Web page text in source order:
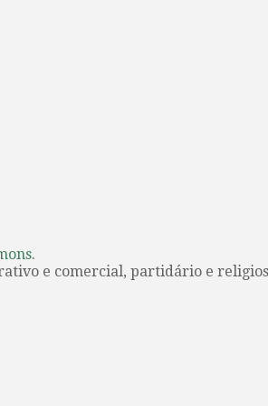
.
e comercial, partidário e